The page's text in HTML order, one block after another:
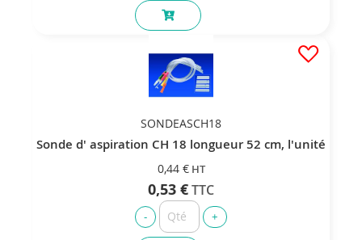
SONDEASCH18
Sonde d' aspiration CH 18 longueur 52 cm, l'unité
0,44 €
0,53 €